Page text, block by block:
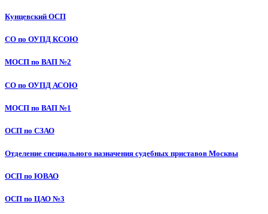
Кунцевский ОСП
СО по ОУПД КСОЮ
МОСП по ВАП №2
СО по ОУПД АСОЮ
МОСП по ВАП №1
ОСП по СЗАО
Отделение специального назначения судебных приставов Москвы
ОСП по ЮВАО
ОСП по ЦАО №3